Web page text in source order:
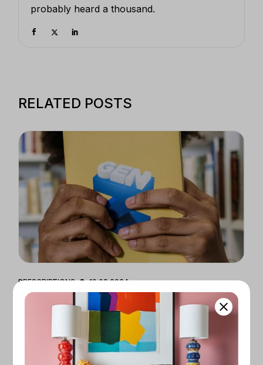
probably heard a thousand.
RELATED POSTS
PRESCRIBTIONS 19.08.2024
FROM CONCEPT TO CLIENT: HOW TO SELL
YOUR DESIGN IDEAS EFFECTIVELY